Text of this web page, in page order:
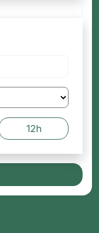
12h